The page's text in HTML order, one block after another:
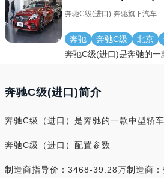
奔驰C级(进口)-奔驰旗下汽车
奔驰 奔驰C级 北京
奔驰C级(进口)是奔驰的一
奔驰C级(进口)简介
奔驰C级（进口）是奔驰的一款中型轿车
奔驰C级（进口）配置参数
制造商指导价：3468-39.28万制造商